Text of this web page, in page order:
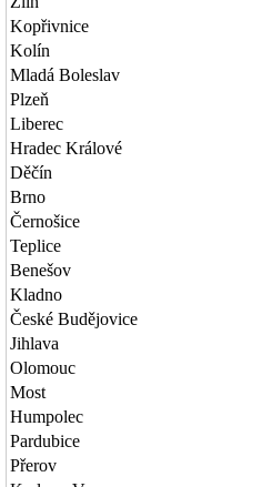
Kopřivnice
Kolín
Mladá Boleslav
Plzeň
Liberec
Hradec Králové
Děčín
Brno
Černošice
Teplice
Benešov
Kladno
České Budějovice
Jihlava
Olomouc
Most
Humpolec
Pardubice
Přerov